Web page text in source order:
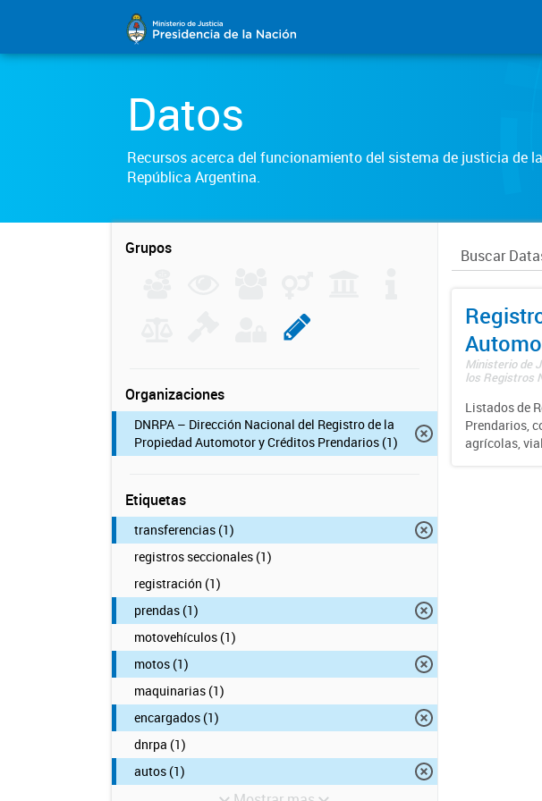
Datos
Recursos acerca del funcionamiento del sistema de justicia de la
República Argentina.
Grupos
Organizaciones
DNRPA – Dirección Nacional del Registro de la
Propiedad Automotor y Créditos Prendarios (1)
Etiquetas
transferencias (1)
registros seccionales (1)
registración (1)
prendas (1)
motovehículos (1)
motos (1)
maquinarias (1)
encargados (1)
dnrpa (1)
autos (1)
Ministerio de
los Registros
Listados de
Prendarios,
agrícolas,